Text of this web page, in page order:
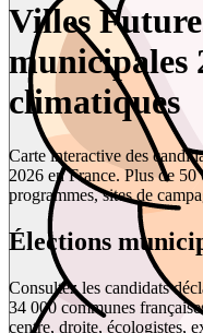
Villes
municipales
climatiques
Carte interactive des
2026 en France. Plus de
programmes, sites de
Élections
Consultez les candidats
34 000 communes
centre, droite, écologistes,